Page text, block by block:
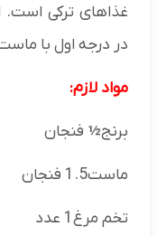
غذاهای ترکی
در درجه اول با
مواد لازم:
برنج½ فنجان
ماست1.5 فنجان
تخم مرغ1 عدد